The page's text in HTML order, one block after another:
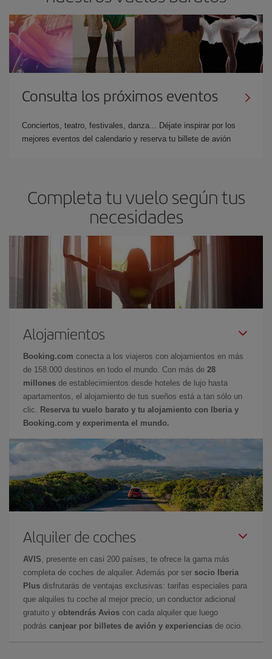
Consulta los próximos eventos
Conciertos, teatro, festivales, danza... Déjate inspirar por los
mejores eventos del calendario y reserva tu billete de avión
Completa tu vuelo según tus
necesidades
Alojamientos
Booking.com conecta a los viajeros con alojamientos en más
de 158.000 destinos en todo el mundo. Con más de 28
millones de establecimientos desde hoteles de lujo hasta
apartamentos, el alojamiento de tus sueños está a tan sólo un
clic.
Reserva tu vuelo barato y tu alojamiento con Iberia y
Booking.com y experimenta el mundo.
Alquiler de coches
AVIS , presente en casi 200 países, te ofrece la gama más
completa de coches de alquiler. Además por ser socio Iberia
Plus disfrutarás de ventajas exclusivas: tarifas especiales para
que alquiles tu coche al mejor precio, un conductor adicional
gratuito y obtendrás Avios con cada alquiler que luego
podrás canjear por billetes de avión y experiencias de ocio.